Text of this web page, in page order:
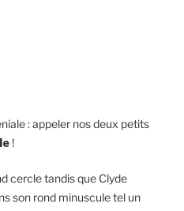
: appeler nos deux petits
!
cercle tandis que Clyde
son rond minuscule tel un